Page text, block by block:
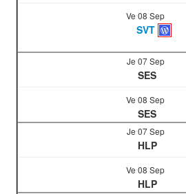
Ve 08 Sep
SVT
Je 07 Sep
SES
Ve 08 Sep
SES
Je 07 Sep
HLP
Ve 08 Sep
HLP